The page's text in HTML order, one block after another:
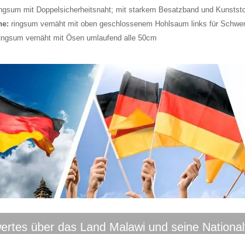
mit Doppelsicherheitsnaht; mit starkem Besatzband und
ringsum vernäht mit oben geschlossenem Hohlsaum links für
vernäht mit Ösen umlaufend alle 50cm
über das Land Malawi und seine